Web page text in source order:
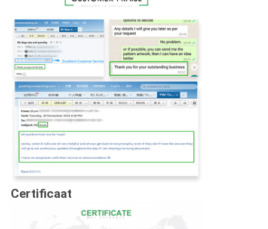
Certificaat